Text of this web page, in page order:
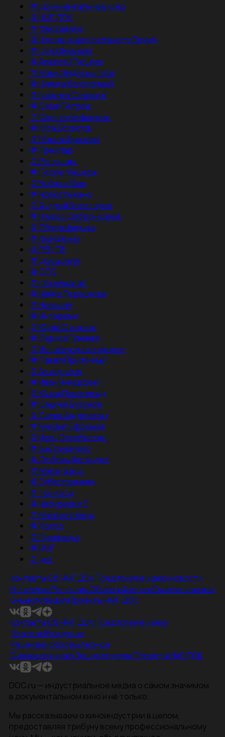
#Документальное кино
#НМГ ДОК
#Фестивали
#Что мы знаем о планете Земля
#Цикл Великие
#Алексей Гуськов
#Марк Эйдельштейн
#Никита Кологривый
#Главные Сериалы
#Саша Петров
#Смотреть фильмы
#Юра Борисов
#Мария Аронова
# Трейлер
#Рецензия
#После Фишера
#Война и Мир
#Новости кино
#Андрей Золотарев
#Федор Добронравов
#Обзор фильма
#Фонд Кино
#РЕН ТВ
#Домашний
#СТС
#Пятый канал
#Чайка Терешкова
#Невский
#Интервью
#Юрий Стоянов
#Лариса Гузеева
#История его служанки
#Павел Прилучный
#Актер кино
#Иван Янковский
#Юлия Пересильд
#Сергей Бурунов
#Сарик Андреасян
#Михаил Ефремов
#Иван Охлобыстин
#Баста начало
#Любовь Аксенова
#Милана Бру
#Зубастая няня
# Три кота
#Чебурашка 3
#Матвей Лыков
#Холод
#Премьера
#НМГ
#док
КонтактыОб НМГ ДОКПредложите идеюНовости
ИнтервьюРецензииОбзорыАнонсыСнимается кино
ЭнциклопедияПроекты НМГ ДОК
КонтактыОб НМГ ДОКПредложите идею
НовостиИнтервью
РецензииОбзорыАнонсы
Снимается кино ЭнциклопедияПроекты НМГ ДОК
DOC.ru — индустриальное медиа о самом значимом
в документальном кино и не только.
Мы рассказываем о киноиндустрии в целом,
предоставляя трибуну всему профессиональному